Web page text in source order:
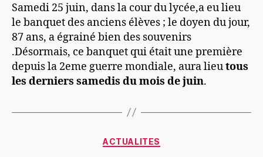
Samedi 25 juin, dans la cour du lycée,a eu lieu
le banquet des anciens élèves ; le doyen du jour,
87 ans, a égrainé bien des souvenirs
.Désormais, ce banquet qui était une première
depuis la 2eme guerre mondiale, aura lieutous
les derniers samedis du mois de juin.
ACTUALITES